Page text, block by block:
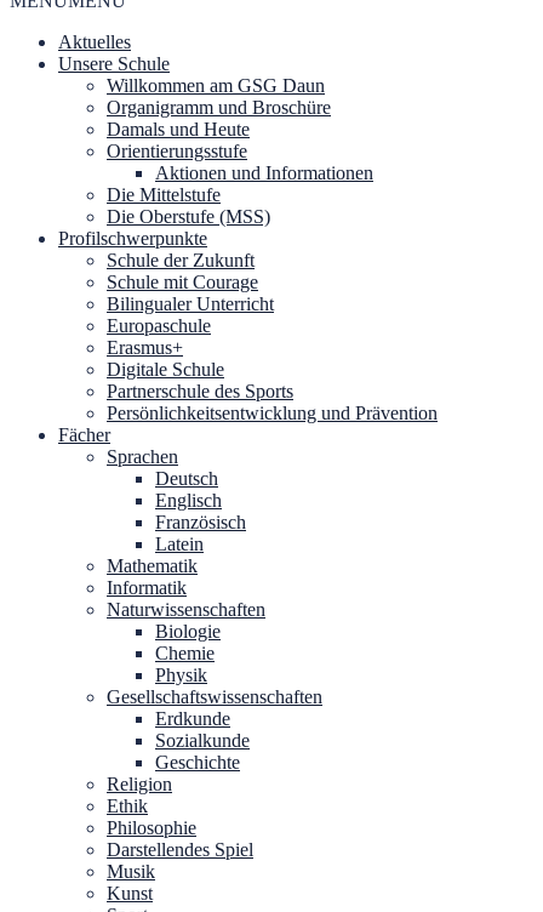
Aktuelles
Unsere Schule
Willkommen am GSG Daun
Organigramm und Broschüre
Damals und Heute
Orientierungsstufe
Aktionen und Informationen
Die Mittelstufe
Die Oberstufe (MSS)
Profilschwerpunkte
Schule der Zukunft
Schule mit Courage
Bilingualer Unterricht
Europaschule
Erasmus+
Digitale Schule
Partnerschule des Sports
Persönlichkeitsentwicklung und Prävention
Fächer
Sprachen
Deutsch
Englisch
Französisch
Latein
Mathematik
Informatik
Naturwissenschaften
Biologie
Chemie
Physik
Gesellschaftswissenschaften
Erdkunde
Sozialkunde
Geschichte
Religion
Ethik
Philosophie
Darstellendes Spiel
Musik
Kunst